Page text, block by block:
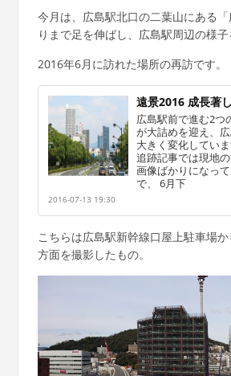
今月は、広島駅北口の二葉山にある
りまで足を伸ばし、広島駅周辺の様子
2016年6月に訪れた場所の再訪です。
遠景2016 成長著
広島駅前で進む2つ
が大詰めを迎え、
大きく変化してい
追跡記事では現地
画像ばかりになっ
で、 6月下
2016-07-13 19:30
こちらは広島駅新幹線口屋上駐車場
方面を撮影したもの。